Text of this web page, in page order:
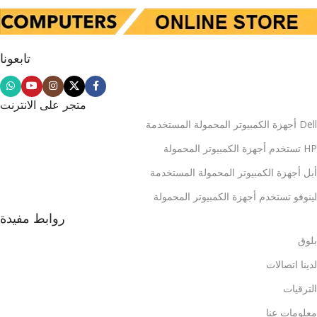
تابعونا
متجر على الانترنت
Dell أجهزة الكمبيوتر المحمولة المستخدمة
HP تستخدم أجهزة الكمبيوتر المحمولة
أبل أجهزة الكمبيوتر المحمولة المستخدمة
لينوفو تستخدم أجهزة الكمبيوتر المحمولة
روابط مفيدة
بلوق
لدينا اتصالات
الترقيات
معلومات عنا